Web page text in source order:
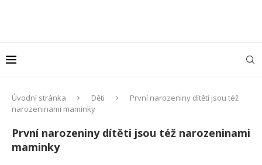
Úvodní stránka Děti
První narozeniny dítěti jsou též
narozeninami maminky
První narozeniny dítěti jsou též narozeninami
maminky